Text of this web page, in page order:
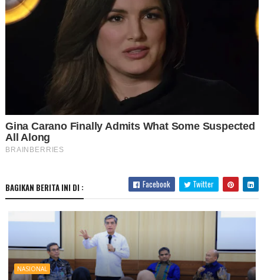
BAGIKAN BERITA INI DI : Facebook Twitter
NASIONAL